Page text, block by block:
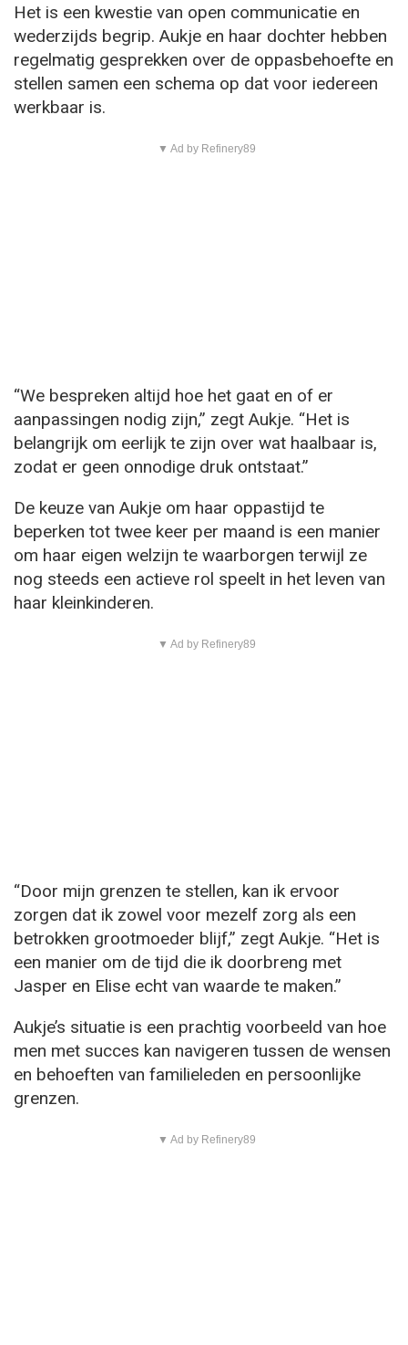
Het is een kwestie van open communicatie en
wederzijds begrip. Aukje en haar dochter hebben
regelmatig gesprekken over de oppasbehoefte en
stellen samen een schema op dat voor iedereen
werkbaar is.
▼ Ad by Refinery89
“We bespreken altijd hoe het gaat en of er
aanpassingen nodig zijn,” zegt Aukje. “Het is
belangrijk om eerlijk te zijn over wat haalbaar is,
zodat er geen onnodige druk ontstaat.”
De keuze van Aukje om haar oppastijd te
beperken tot twee keer per maand is een manier
om haar eigen welzijn te waarborgen terwijl ze
nog steeds een actieve rol speelt in het leven van
haar kleinkinderen.
▼ Ad by Refinery89
“Door mijn grenzen te stellen, kan ik ervoor
zorgen dat ik zowel voor mezelf zorg als een
betrokken grootmoeder blijf,” zegt Aukje. “Het is
een manier om de tijd die ik doorbreng met
Jasper en Elise echt van waarde te maken.”
Aukje’s situatie is een prachtig voorbeeld van hoe
men met succes kan navigeren tussen de wensen
en behoeften van familieleden en persoonlijke
grenzen.
▼ Ad by Refinery89